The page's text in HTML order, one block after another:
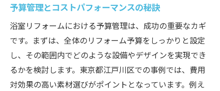
予算管理とコストパフォーマンスの秘訣
浴室リフォームにおける予算管理は、成功の重要なカギ
です。まずは、全体のリフォーム予算をしっかりと設定
し、その範囲内でどのような設備やデザインを実現でき
るかを検討します。東京都江戸川区での事例では、費用
対効果の高い素材選びがポイントとなっています。例え